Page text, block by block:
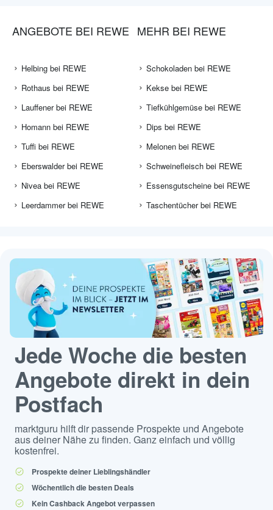
ANGEBOTE BEI REWE
Helbing bei REWE
Rothaus bei REWE
Lauffener bei REWE
Homann bei REWE
Tuffi bei REWE
Eberswalder bei REWE
Nivea bei REWE
Leerdammer bei REWE
MEHR BEI REWE
Schokoladen bei REWE
Kekse bei REWE
Tiefkühlgemüse bei REWE
Dips bei REWE
Melonen bei REWE
Schweinefleisch bei REWE
Essensgutscheine bei REWE
Taschentücher bei REWE
Jede Woche die besten
Angebote direkt in dein
Postfach
marktguru hilft dir passende Prospekte und Angebote
aus deiner Nähe zu finden. Ganz einfach und völlig
kostenfrei.
Prospekte deiner Lieblingshändler
Wöchentlich die besten Deals
Kein Cashback Angebot verpassen